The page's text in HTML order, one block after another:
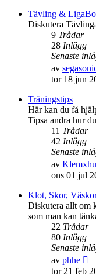
Tävling &
Diskutera
9 Trådar
28 Inlägg
Senaste
av
tor 18 jun
Träningstips
Här kan du få
Tipsa andra hur
11 Trådar
42 Inlägg
Senaste
av
ons 01 jul
Klot, Skor,
Diskutera allt om
som man kan
22 Trådar
80 Inlägg
Senaste
av phhe
tor 21 feb